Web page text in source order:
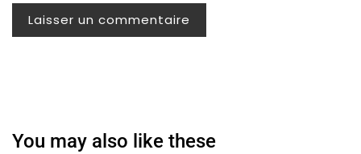
You may also like these